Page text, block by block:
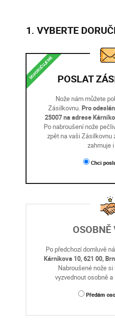
1. VYBERTE
DOPORUČUJEME POSLAT
Nože nám můžete
Zásilkovnu.Pro
25007 na adrese
Po nabroušení nože
zpět na vaši Zásilkovnu
zahrnuje
Chci
OSOBNĚ
Po předchozí domluvě
Kárnikova 10, 621 00,
Nabroušené nože
vyzvednout osobně
Předám